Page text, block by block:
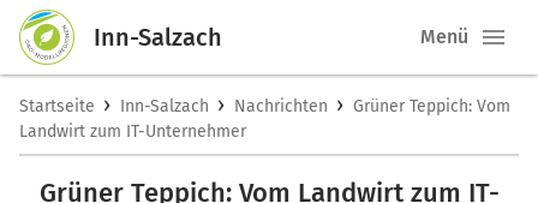
Inn-Salzach Menü
Startseite › Inn-Salzach › Nachrichten › Grüner Teppich: Vom
Landwirt zum IT-Unternehmer
Grüner Teppich: Vom Landwirt zum IT-